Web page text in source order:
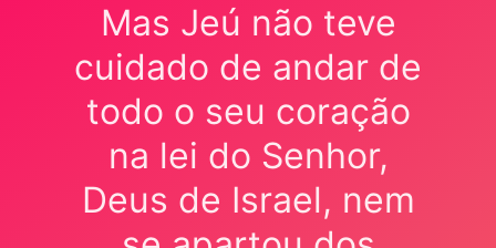
Mas Jeú não teve
cuidado de andar de
todo o seu coração
na lei do Senhor,
Deus de Israel, nem